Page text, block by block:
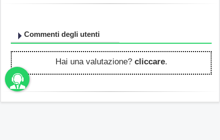
Commenti degli utenti
Hai una valutazione? cliccare.
unbama